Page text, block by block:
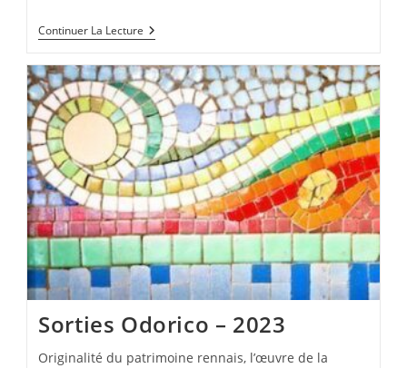
Continuer La Lecture Sortie
Pouvoir
Algues
Et
Conservatoire
Des
Anciens
Métiers
De
Bretagne
–
Octobre
2023
Sorties Odorico – 2023
Originalité du patrimoine rennais, l’œuvre de la